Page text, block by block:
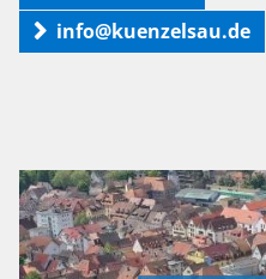
info@kuenzelsau.de